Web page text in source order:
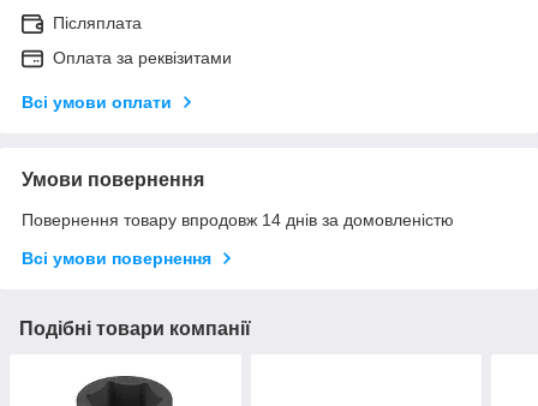
Післяплата
Оплата за реквізитами
Всі умови оплати
Умови повернення
Повернення товару впродовж 14 днів за домовленістю
Всі умови повернення
Подібні товари компанії